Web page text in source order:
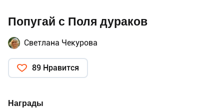
Попугай с Поля дураков
Светлана Чекурова
89 Нравится
Награды